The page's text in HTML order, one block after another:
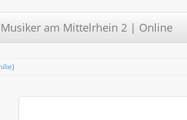
am Mittelrhein 2 | Online